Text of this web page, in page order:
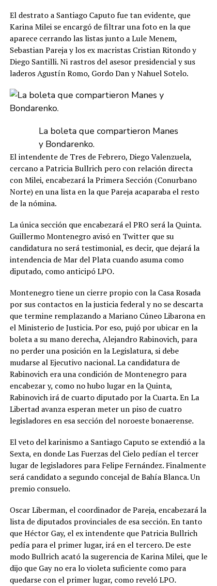
El destrato a Santiago Caputo fue tan evidente, que
Karina Milei se encargó de filtrar una foto en la que
aparece cerrando las listas junto a Lule Menem,
Sebastian Pareja y los ex macristas Cristian Ritondo y
Diego Santilli. Ni rastros del asesor presidencial y sus
laderos Agustín Romo, Gordo Dan y Nahuel Sotelo.
La boleta que compartieron Manes
y Bondarenko.
El intendente de Tres de Febrero, Diego Valenzuela,
cercano a Patricia Bullrich pero con relación directa
con Milei, encabezará la Primera Sección (Conurbano
Norte) en una lista en la que Pareja acaparaba el resto
de la nómina.
La única sección que encabezará el PRO será la Quinta.
Guillermo Montenegro avisó en Twitter que su
candidatura no será testimonial, es decir, que dejará la
intendencia de Mar del Plata cuando asuma como
diputado, como anticipó LPO.
Montenegro tiene un cierre propio con la Casa Rosada
por sus contactos en la justicia federal y no se descarta
que termine remplazando a Mariano Cúneo Libarona en
el Ministerio de Justicia. Por eso, pujó por ubicar en la
boleta a su mano derecha, Alejandro Rabinovich, para
no perder una posición en la Legislatura, si debe
mudarse al Ejecutivo nacional. La candidatura de
Rabinovich era una condición de Montenegro para
encabezar y, como no hubo lugar en la Quinta,
Rabinovich irá de cuarto diputado por la Cuarta. En La
Libertad avanza esperan meter un piso de cuatro
legisladores en esa sección del noroeste bonaerense.
El veto del karinismo a Santiago Caputo se extendió a la
Sexta, en donde Las Fuerzas del Cielo pedían el tercer
lugar de legisladores para Felipe Fernández. Finalmente
será candidato a segundo concejal de Bahía Blanca. Un
premio consuelo.
Oscar Liberman, el coordinador de Pareja, encabezará la
lista de diputados provinciales de esa sección. En tanto
que Héctor Gay, el ex intendente que Patricia Bullrich
pedía para el primer lugar, irá en el tercero. De este
modo Bullrich acató la sugerencia de Karina Milei, que le
dijo que Gay no era lo violeta suficiente como para
quedarse con el primer lugar, como reveló LPO.